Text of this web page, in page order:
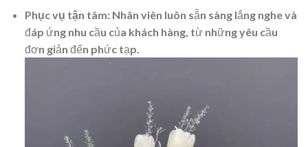
Phục vụ tận tâm: Nhân viên luôn sẵn sàng lắng nghe và
đáp ứng nhu cầu của khách hàng, từ những yêu cầu
đơn giản đến phức tạp.